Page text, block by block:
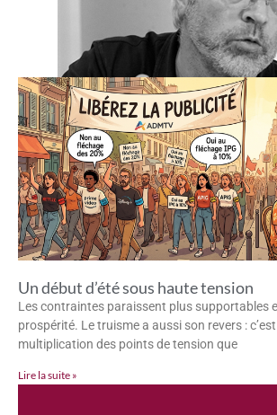
Un début d’été sous haute tension
Les contraintes paraissent plus supportables
prospérité. Le truisme a aussi son revers :
multiplication des points de tension que
Lire la suite »